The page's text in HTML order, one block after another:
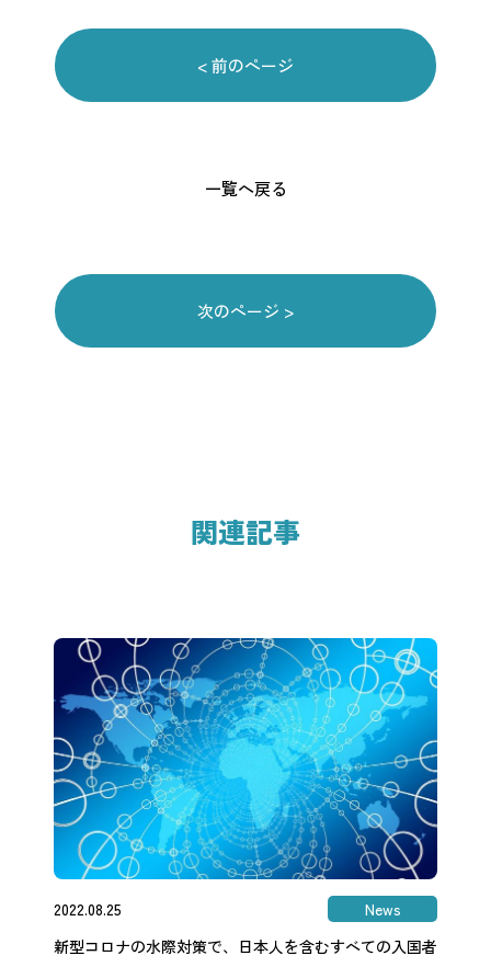
< 前のページ
一覧へ戻る
次のページ >
関連記事
2022.08.25
News
新型コロナの水際対策で、日本人を含むすべての入国者